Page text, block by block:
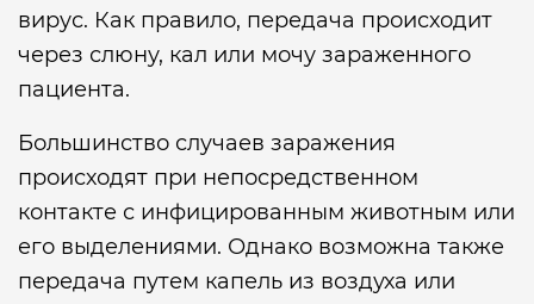
вирус. Как правило, передача происходит
через слюну, кал или мочу зараженного
пациента.
Большинство случаев заражения
происходят при непосредственном
контакте с инфицированным животным или
его выделениями. Однако возможна также
передача путем капель из воздуха или